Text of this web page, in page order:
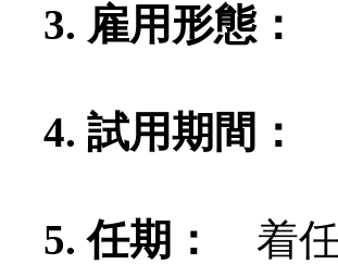
3. 雇用形態：
4. 試用期間：
5. 任期：
着